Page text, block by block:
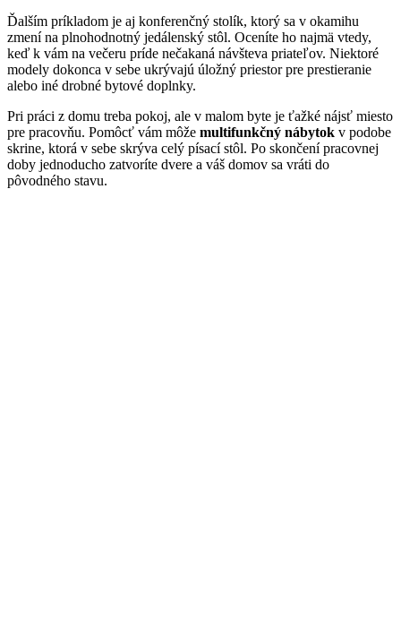
Ďalším príkladom je aj konferenčný stolík, ktorý sa v okamihu
zmení na plnohodnotný jedálenský stôl. Oceníte ho najmä vtedy,
keď k vám na večeru príde nečakaná návšteva priateľov. Niektoré
modely dokonca v sebe ukrývajú úložný priestor pre prestieranie
alebo iné drobné bytové doplnky.
Pri práci z domu treba pokoj, ale v malom byte je ťažké nájsť miesto
pre pracovňu. Pomôcť vám môže multifunkčný nábytok v podobe
skrine, ktorá v sebe skrýva celý písací stôl. Po skončení pracovnej
doby jednoducho zatvoríte dvere a váš domov sa vráti do
pôvodného stavu.